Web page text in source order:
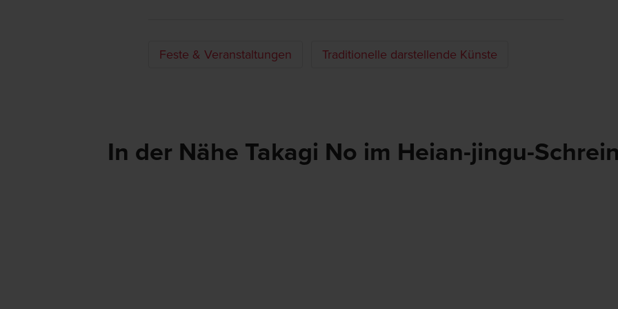
Feste & Veranstaltungen Traditionelle darstellende Künste
In der Nähe Takagi No im Heian-jingu-